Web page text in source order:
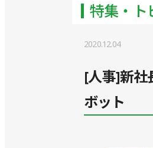
特集・ト
2020.12.04
[人事]新社
ボット